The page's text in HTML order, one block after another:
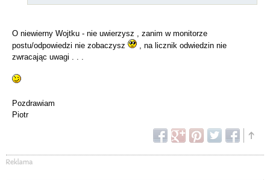
O niewierny Wojtku - nie uwierzysz , zanim w monitorze
postu/odpowiedzi nie zobaczysz
, na licznik odwiedzin nie
zwracając uwagi . . .
Pozdrawiam
Piotr